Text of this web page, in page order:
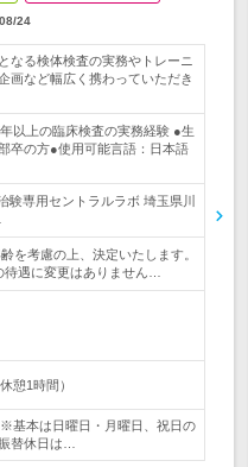
24
なる検体検査の実務やトレーニ
画など幅広く携わっていただき
以上の臨床検査の実務経験 ●生
卒の方●使用可能言語：日本語
験専用セントラルラボ 埼玉県川
を考慮の上、決定いたします。
遇に変更はありません…
憩1時間）
基本は日曜日・月曜日、祝日の
替休日は…